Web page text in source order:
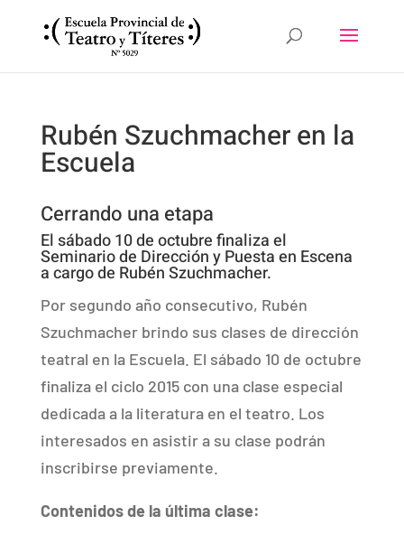
Rubén Szuchmacher en la
Escuela
Cerrando una etapa
El sábado 10 de octubre finaliza el
Seminario de Dirección y Puesta en Escena
a cargo de Rubén Szuchmacher.
Por segundo año consecutivo, Rubén
Szuchmacher brindo sus clases de dirección
teatral en la Escuela. El sábado 10 de octubre
finaliza el ciclo 2015 con una clase especial
dedicada a la literatura en el teatro. Los
interesados en asistir a su clase podrán
inscribirse previamente.
Contenidos de la última clase: